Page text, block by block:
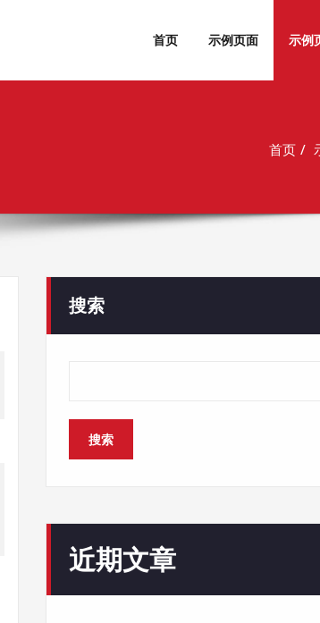
首页 示例页面 示例
首页
搜索
搜索
近期文章